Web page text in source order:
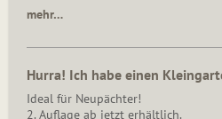
mehr…
Hurra! Ich habe einen
Ideal für Neupächter!
2. Auflage ab jetzt erhältlich.